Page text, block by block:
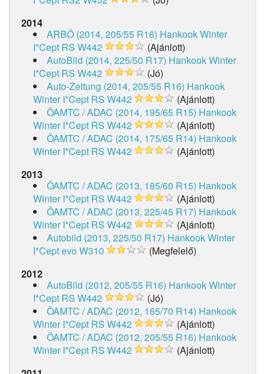
2014
ARBÖ (2014, 205/55 R16) Hankook Winter
I*Cept RS W442
(Ajánlott)
AutoBild (2014, 225/50 R17) Hankook Winter
I*Cept RS W442
(Jó)
Auto-Zeitung (2014, 205/55 R16) Hankook
Winter I*Cept RS W442
(Ajánlott)
ÖAMTC / ADAC (2014, 195/65 R15) Hankook
Winter I*Cept RS W442
(Ajánlott)
ÖAMTC / ADAC (2014, 175/65 R14) Hankook
Winter I*Cept RS W442
(Ajánlott)
2013
ÖAMTC / ADAC (2013, 185/60 R15) Hankook
Winter I*Cept RS W442
(Ajánlott)
ÖAMTC / ADAC (2013, 225/45 R17) Hankook
Winter I*Cept RS W442
(Ajánlott)
Autobild (2013, 225/50 R17) Hankook Winter
I*Cept evo W310
(Megfelelő)
2012
AutoBild (2012, 205/55 R16) Hankook Winter
I*Cept RS W442
(Jó)
ÖAMTC / ADAC (2012, 165/70 R14) Hankook
Winter I*Cept RS W442
(Ajánlott)
ÖAMTC / ADAC (2012, 205/55 R16) Hankook
Winter I*Cept RS W442
(Ajánlott)